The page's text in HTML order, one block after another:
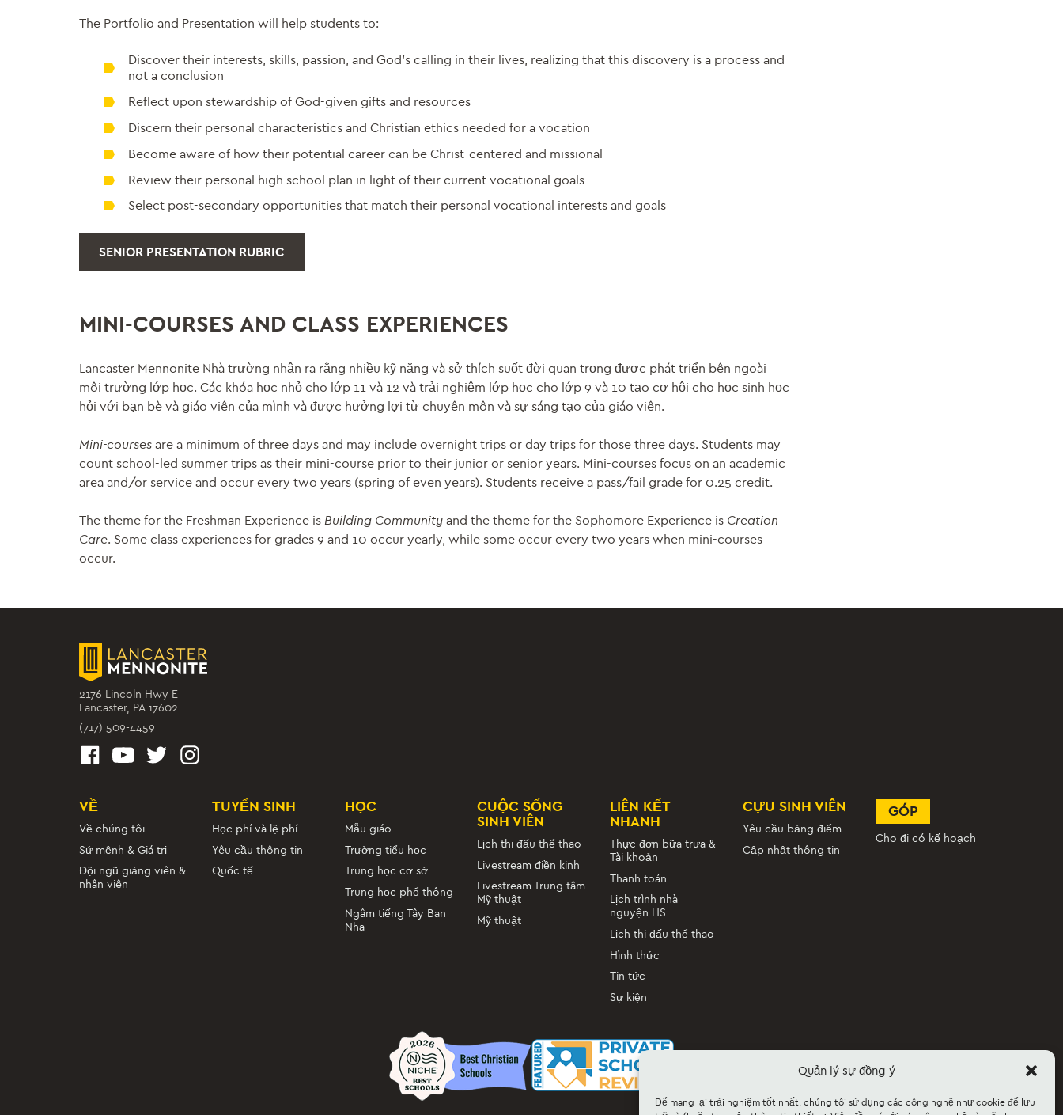
Quản lý sự đồng ý
Để mang lại trải nghiệm tốt nhất, chúng tôi sử dụng các công nghệ như cookie để lưu
The Portfolio and Presentation will help students to:
Discover their interests, skills, passion, and God’s calling in their lives, realizing that this discovery is a process and
not a conclusion
Reflect upon stewardship of God-given gifts and resources
Discern their personal characteristics and Christian ethics needed for a vocation
Become aware of how their potential career can be Christ-centered and missional
Review their personal high school plan in light of their current vocational goals
Select post-secondary opportunities that match their personal vocational interests and goals
SENIOR PRESENTATION RUBRIC
MINI-COURSES AND CLASS EXPERIENCES
Lancaster Mennonite Nhà trường nhận ra rằng nhiều kỹ năng và sở thích suốt đời quan trọng được phát triển bên ngoài
môi trường lớp học. Các khóa học nhỏ cho lớp 11 và 12 và trải nghiệm lớp học cho lớp 9 và 10 tạo cơ hội cho học sinh học
hỏi với bạn bè và giáo viên của mình và được hưởng lợi từ chuyên môn và sự sáng tạo của giáo viên.
Mini-courses are a minimum of three days and may include overnight trips or day trips for those three days. Students may
count school-led summer trips as their mini-course prior to their junior or senior years. Mini-courses focus on an academic
area and/or service and occur every two years (spring of even years). Students receive a pass/fail grade for 0.25 credit.
The theme for the Freshman Experience is Building Community and the theme for the Sophomore Experience is Creation
Care. Some class experiences for grades 9 and 10 occur yearly, while some occur every two years when mini-courses
occur.
2176 Lincoln Hwy E
Lancaster, PA 17602
(717) 509-4459
VỀ
Về chúng tôi
Sứ mệnh & Giá trị
Đội ngũ giảng viên &
nhân viên
TUYỂN SINH
Học phí và lệ phí
Yêu cầu thông tin
Quốc tế
HỌC
Mẫu giáo
Trường tiểu học
Trung học cơ sở
Trung học phổ thông
Ngâm tiếng Tây Ban
Nha
CUỘC SỐNG
SINH VIÊN
Lịch thi đấu thể thao
Livestream điền kinh
Livestream Trung tâm
Mỹ thuật
Mỹ thuật
LIÊN KẾT
NHANH
Thực đơn bữa trưa &
Tài khoản
Thanh toán
Lịch trình nhà
nguyện HS
Lịch thi đấu thể thao
Hình thức
Tin tức
Sự kiện
CỰU SINH VIÊN
Yêu cầu bảng điểm
Cập nhật thông tin
GÓP
Cho đi có kế hoạch